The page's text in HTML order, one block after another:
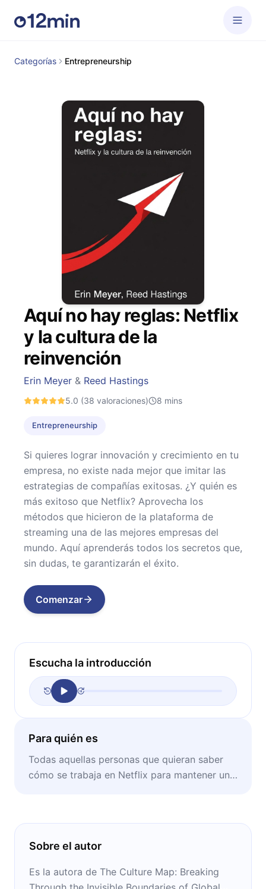
Categorías Entrepreneurship
Aquí no hay reglas: Netflix
y la cultura de la
reinvención
Erin Meyer & Reed Hastings
5.0 (38 valoraciones) 8 mins
Entrepreneurship
Si quieres lograr innovación y crecimiento en tu
empresa, no existe nada mejor que imitar las
estrategias de compañías exitosas. ¿Y quién es
más exitoso que Netflix? Aprovecha los
métodos que hicieron de la plataforma de
streaming una de las mejores empresas del
mundo. Aquí aprenderás todos los secretos que,
sin dudas, te garantizarán el éxito.
Comenzar
Escucha la introducción
Para quién es
Todas aquellas personas que quieran saber
cómo se trabaja en Netflix para mantener un
Sobre el autor
Es la autora de The Culture Map: Breaking